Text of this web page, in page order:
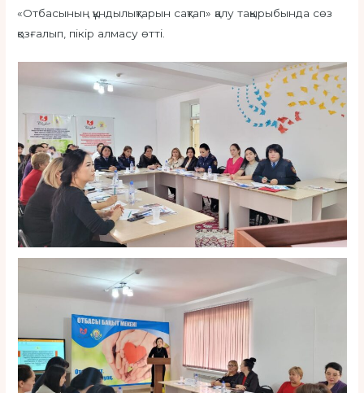
«Отбасының құндылықтарын сақтап» қалу тақырыбында сөз
қозғалып, пікір алмасу өтті.